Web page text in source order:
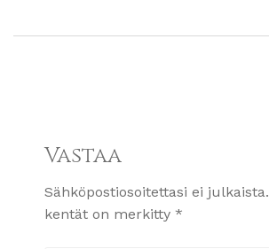
Vastaa
Sähköpostiosoitettasi ei julkaista.
kentät on merkitty *